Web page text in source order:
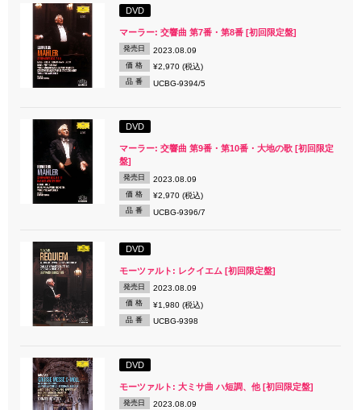
DVD
マーラー: 交響曲 第7番・第8番 [初回限定盤]
発売日 2023.08.09
価 格 ¥2,970 (税込)
品 番 UCBG-9394/5
DVD
マーラー: 交響曲 第9番・第10番・大地の歌 [初回限定
盤]
発売日 2023.08.09
価 格 ¥2,970 (税込)
品 番 UCBG-9396/7
DVD
モーツァルト: レクイエム [初回限定盤]
発売日 2023.08.09
価 格 ¥1,980 (税込)
品 番 UCBG-9398
DVD
モーツァルト: 大ミサ曲 ハ短調、他 [初回限定盤]
発売日 2023.08.09